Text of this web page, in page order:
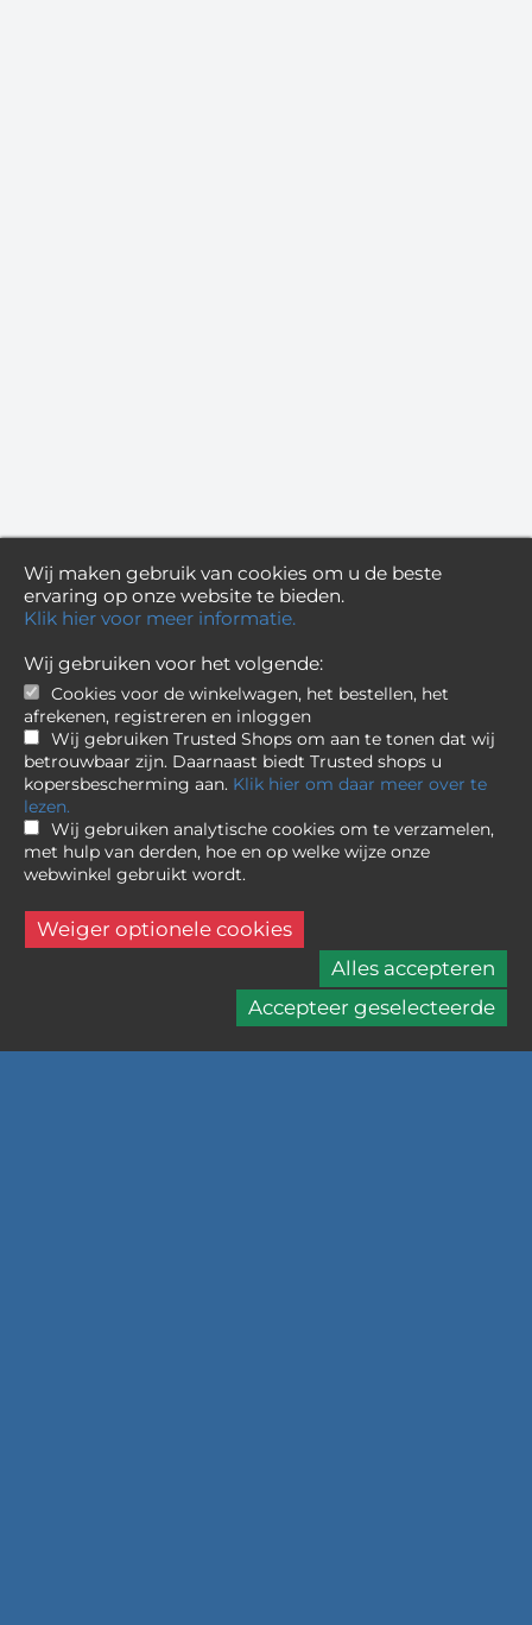
Contact
Foto Grijpink BV
Korte Nieuwstraat 5
024 323 1415
info@fotogrijpink.nl
Algemene Voorwaarden
Privacybeleid
Wij maken gebruik van cookies om u de beste
ervaring op onze website te bieden.
Klik hier voor meer informatie.
Wij gebruiken voor het volgende:
Cookies voor de winkelwagen, het bestellen, het
afrekenen, registreren en inloggen
Wij gebruiken Trusted Shops om aan te tonen dat wij
betrouwbaar zijn. Daarnaast biedt Trusted shops u
kopersbescherming aan. Klik hier om daar meer over te
lezen.
Wij gebruiken analytische cookies om te verzamelen,
met hulp van derden, hoe en op welke wijze onze
webwinkel gebruikt wordt.
Weiger optionele cookies
Alles accepteren
Accepteer geselecteerde